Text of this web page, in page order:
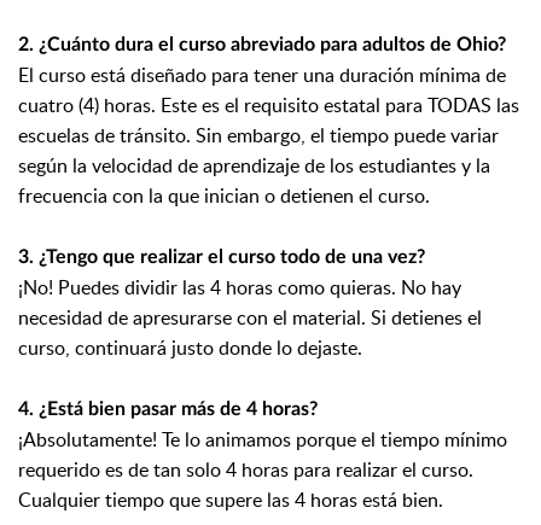
2. ¿Cuánto dura el curso abreviado para adultos de Ohio?
El curso está diseñado para tener una duración mínima de
cuatro (4) horas. Este es el requisito estatal para TODAS las
escuelas de tránsito. Sin embargo, el tiempo puede variar
según la velocidad de aprendizaje de los estudiantes y la
frecuencia con la que inician o detienen el curso.
3. ¿Tengo que realizar el curso todo de una vez?
¡No! Puedes dividir las 4 horas como quieras. No hay
necesidad de apresurarse con el material. Si detienes el
curso, continuará justo donde lo dejaste.
4. ¿Está bien pasar más de 4 horas?
¡Absolutamente! Te lo animamos porque el tiempo mínimo
requerido es de tan solo 4 horas para realizar el curso.
Cualquier tiempo que supere las 4 horas está bien.